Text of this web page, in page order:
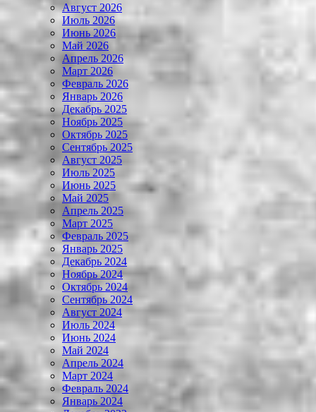
Август 2026
Июль 2026
Июнь 2026
Май 2026
Апрель 2026
Март 2026
Февраль 2026
Январь 2026
Декабрь 2025
Ноябрь 2025
Октябрь 2025
Сентябрь 2025
Август 2025
Июль 2025
Июнь 2025
Май 2025
Апрель 2025
Март 2025
Февраль 2025
Январь 2025
Декабрь 2024
Ноябрь 2024
Октябрь 2024
Сентябрь 2024
Август 2024
Июль 2024
Июнь 2024
Май 2024
Апрель 2024
Март 2024
Февраль 2024
Январь 2024